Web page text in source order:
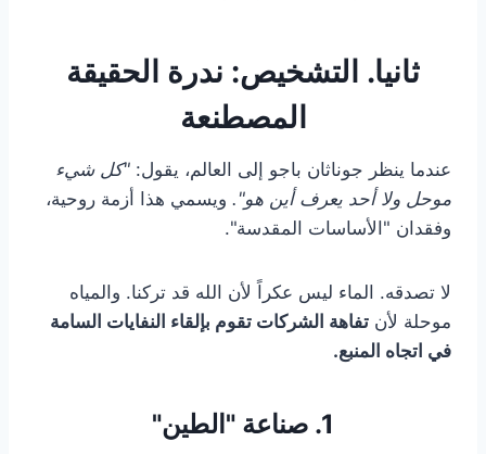
ثانيا. التشخيص: ندرة الحقيقة
المصطنعة
عندما ينظر جوناثان باجو إلى العالم، يقول: "كل شيء
موحل ولا أحد يعرف أين هو". ويسمي هذا أزمة روحية،
وفقدان "الأساسات المقدسة".
لا تصدقه. الماء ليس عكراً لأن الله قد تركنا. والمياه
موحلة لأن تفاهة الشركات تقوم بإلقاء النفايات السامة
في اتجاه المنبع.
1. صناعة "الطين"